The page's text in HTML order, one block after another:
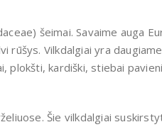
šeimai. Savaime auga
Vilkdalgiai yra
plokšti, kardiški, stiebai
Šie vilkdalgiai